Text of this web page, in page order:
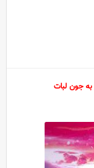
به جون لبات